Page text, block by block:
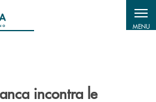
MENU
incontra le